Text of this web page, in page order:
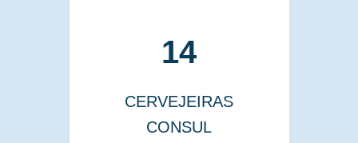
14
CERVEJEIRAS
CONSUL